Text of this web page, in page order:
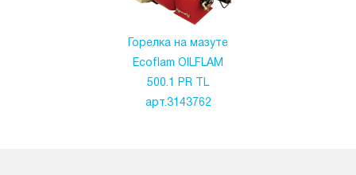
Горелка на мазуте
Ecoflam OILFLAM
500.1 PR TL
арт.3143762